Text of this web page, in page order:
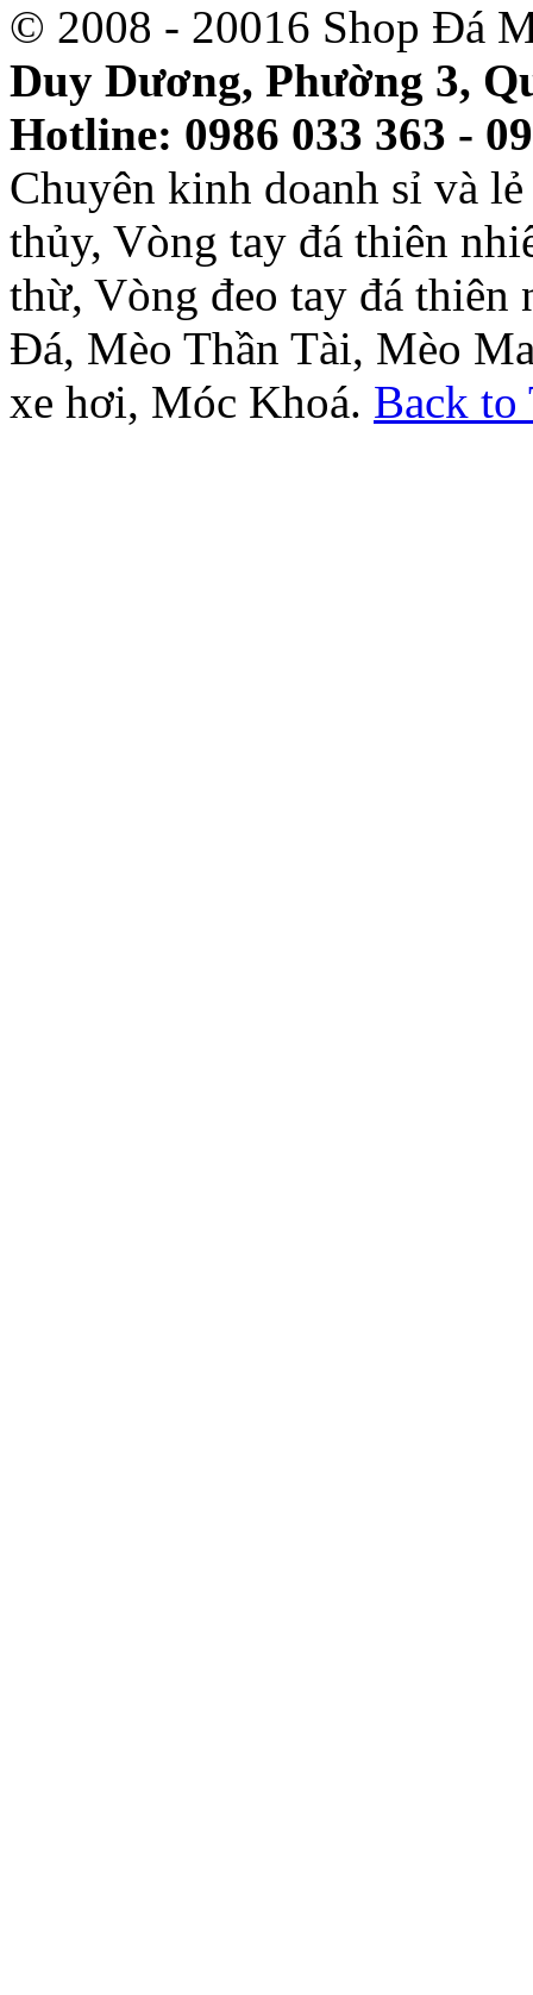
© 2008 - 20016 Shop Đá
Duy Dương, Phường 3,
Hotline: 0986 033 363 -
Chuyên kinh doanh sỉ và
thủy, Vòng tay đá thiên
thừ, Vòng đeo tay đá thiên
Đá, Mèo Thần Tài, Mèo
xe hơi, Móc Khoá. Back to